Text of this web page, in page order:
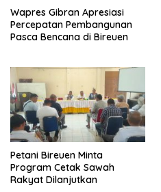
Wapres Gibran Apresiasi
Percepatan Pembangunan
Pasca Bencana di Bireuen
Petani Bireuen Minta
Program Cetak Sawah
Rakyat Dilanjutkan